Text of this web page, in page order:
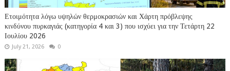
Ετοιμότητα λόγω υψηλών θερμοκρασιών και Χάρτη πρόβλεψης
κινδύνου πυρκαγιάς (κατηγορία 4 και 3) που ισχύει για την Τετάρτη 22
Ιουλίου 2026
July 21, 2026 0